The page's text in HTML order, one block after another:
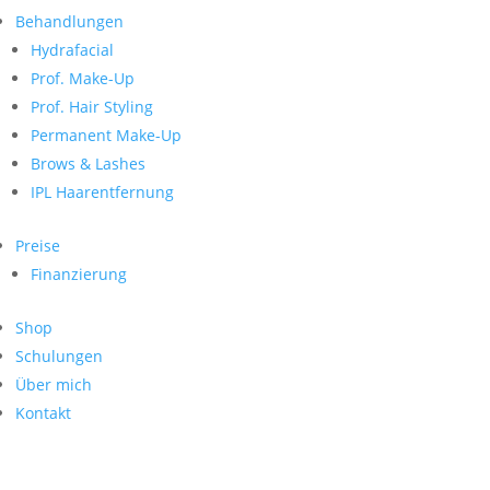
Behandlungen
Hydrafacial
Prof. Make-Up
Prof. Hair Styling
Permanent Make-Up
Brows & Lashes
IPL Haarentfernung
Preise
Finanzierung
Shop
Schulungen
Über mich
Kontakt
nach:
Neueste Kommentare
Archiv
Kategorien
Keine Kategorien
Meta
Anmelden
Feed der Einträge
WordPress.org
Search
nach:
Archive
Kontakt
Impressum
Datenschutz